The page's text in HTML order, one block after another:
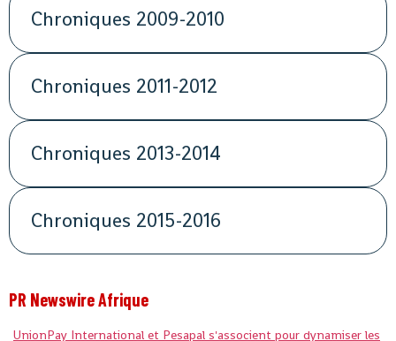
Chroniques 2009-2010
Chroniques 2011-2012
Chroniques 2013-2014
Chroniques 2015-2016
PR Newswire Afrique
UnionPay International et Pesapal s'associent pour dynamiser les